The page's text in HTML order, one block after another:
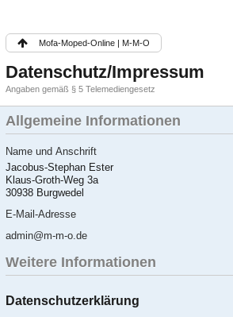
Mofa-Moped-Online | M-M-O
Datenschutz/Impressum
Angaben gemäß § 5 Telemediengesetz
Allgemeine Informationen
Name und Anschrift
Jacobus-Stephan Ester
Klaus-Groth-Weg 3a
30938 Burgwedel
E-Mail-Adresse
admin@m-m-o.de
Weitere Informationen
Datenschutzerklärung